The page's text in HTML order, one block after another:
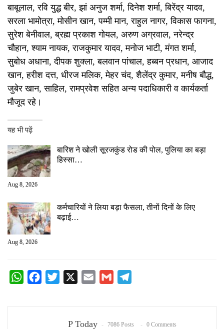
बाबूलाल, रवि युद्ध बीर, झां अनुज शर्मा, दिनेश शर्मा, बिरेंद्र यादव,
सरला भामोत्रा, मोसीन खान, पम्मी मान, राहुल नागर, विकास फागना,
सुरेश बेनीवाल, ब्रह्म प्रकाश गोयल, अरुण अग्रवाल, नरेन्द्र
चौहान, श्याम नायक, राजकुमार यादव, मनोज भाटी, मंगत शर्मा,
सुबोध अधाना, दीपक शुक्ला, बलवान पांचाल, हब्बन प्रधान, आजाद
खान, हरीश दत्त, धीरज मलिक, मेहर चंद, शैलेंद्र कुमार, मनीष बौद्ध,
जुबेर खान, साहिल, रामप्रवेश सहित अन्य पदाधिकारी व कार्यकर्ता
मौजूद रहे।
यह भी पढ़ें
बारिश ने खोली सूरजकुंड रोड की पोल, पुलिया का बड़ा
हिस्सा…
Aug 8, 2026
कर्मचारियों ने लिया बड़ा फैसला, तीनों दिनों के लिए
बढ़ाई…
Aug 8, 2026
WhatsAppFacebook
Twitter Email Gmail
P Today 7086 Posts 0 Comments